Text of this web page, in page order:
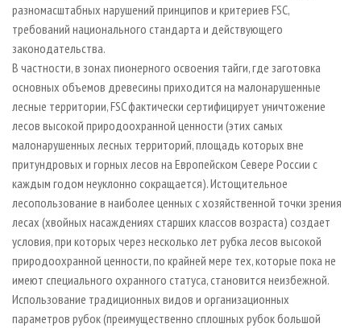
разномасштабных нарушений принципов и критериев FSC,
требований национального стандарта и действующего
законодательства.
В частности, в зонах пионерного освоения тайги, где заготовка
основных объемов древесины приходится на малонарушенные
лесные территории, FSC фактически сертифицирует уничтожение
лесов высокой природоохранной ценности (этих самых
малонарушенных лесных территорий, площадь которых вне
притундровых и горных лесов на Европейском Севере России с
каждым годом неуклонно сокращается). Истощительное
лесопользование в наиболее ценных с хозяйственной точки зрения
лесах (хвойных насаждениях старших классов возраста) создает
условия, при которых через несколько лет рубка лесов высокой
природоохранной ценности, по крайней мере тех, которые пока не
имеют специального охранного статуса, становится неизбежной.
Использование традиционных видов и организационных
параметров рубок (преимущественно сплошных рубок большой